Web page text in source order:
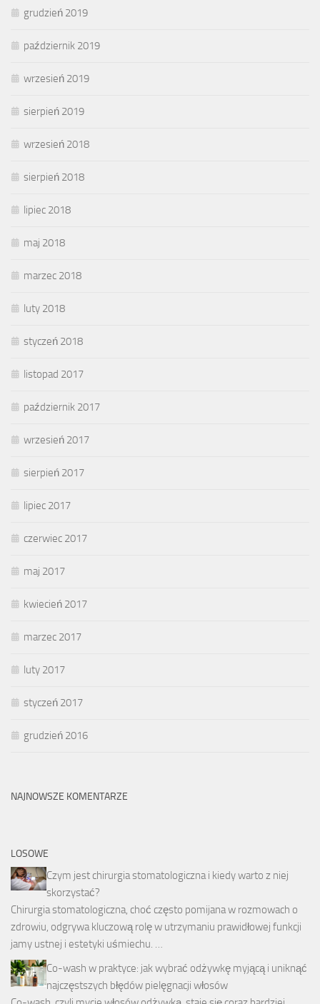
grudzień 2019
październik 2019
wrzesień 2019
sierpień 2019
wrzesień 2018
sierpień 2018
lipiec 2018
maj 2018
marzec 2018
luty 2018
styczeń 2018
listopad 2017
październik 2017
wrzesień 2017
sierpień 2017
lipiec 2017
czerwiec 2017
maj 2017
kwiecień 2017
marzec 2017
luty 2017
styczeń 2017
grudzień 2016
NAJNOWSZE KOMENTARZE
LOSOWE
Czym jest chirurgia stomatologiczna i kiedy warto z niej
skorzystać?
Chirurgia stomatologiczna, choć często pomijana w rozmowach o
zdrowiu, odgrywa kluczową rolę w utrzymaniu prawidłowej funkcji
jamy ustnej i estetyki uśmiechu. …
Co-wash w praktyce: jak wybrać odżywkę myjącą i uniknąć
najczęstszych błędów pielęgnacji włosów